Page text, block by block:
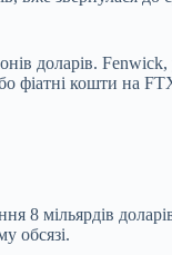
доларів. Fenwick,
фіатні кошти на
мільярдів
обсязі.